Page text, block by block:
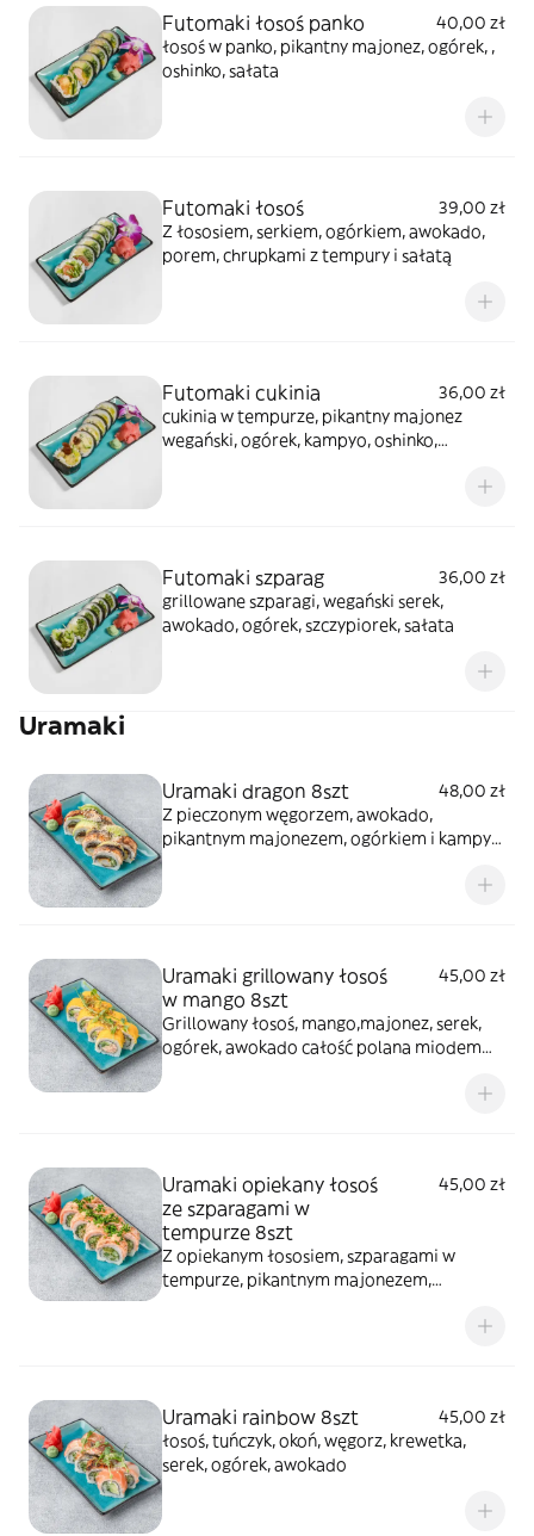
Futomaki łosoś panko
40,00 zł
łosoś w panko, pikantny majonez, ogórek, ,
oshinko, sałata
Futomaki łosoś
39,00 zł
Z łososiem, serkiem, ogórkiem, awokado,
porem, chrupkami z tempury i sałatą
Futomaki cukinia
36,00 zł
cukinia w tempurze, pikantny majonez
wegański, ogórek, kampyo, oshinko,
Futomaki szparag
36,00 zł
grillowane szparagi, wegański serek,
awokado, ogórek, szczypiorek, sałata
Uramaki
Uramaki dragon 8szt
48,00 zł
Z pieczonym węgorzem, awokado,
pikantnym majonezem, ogórkiem i kampyo,
Uramaki grillowany łosoś
w mango 8szt
45,00 zł
Grillowany łosoś, mango,majonez, serek,
ogórek, awokado całość polana miodem
Uramaki opiekany łosoś
ze szparagami w
tempurze 8szt
45,00 zł
Z opiekanym łososiem, szparagami w
tempurze, pikantnym majonezem,
Uramaki rainbow 8szt
45,00 zł
łosoś, tuńczyk, okoń, węgorz, krewetka,
serek, ogórek, awokado